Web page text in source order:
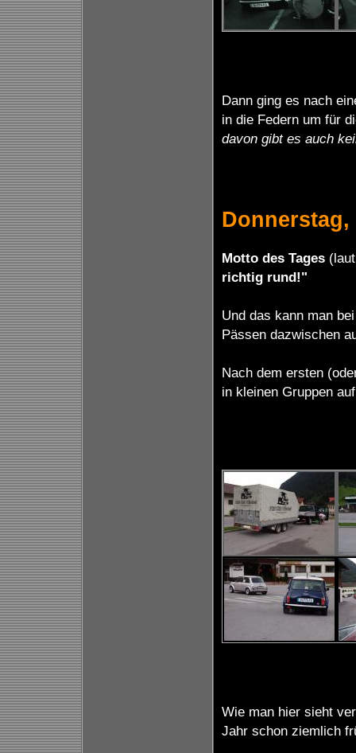
Dann ging es nach
in die Federn um für
davon gibt es auch
Donnerstag,
Motto des Tages
richtig rund!"
Und das kann man
Pässen dazwischen
Nach dem ersten
in kleinen Gruppen
Wie man hier sieht
Jahr schon ziemlich